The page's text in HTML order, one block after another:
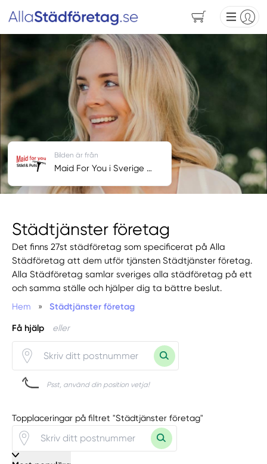
Städtjänster företag
Det finns 27st städföretag som specificerat på Alla
Städföretag att dem utför tjänsten Städtjänster företag.
Alla Städföretag samlar sveriges alla städföretag på ett
och samma ställe och hjälper dig ta bättre beslut.
Hem
» Städtjänster företag
Få hjälp eller
Psst, använd din position vetja!
Bilden är från
Maid For You i Sverige AB
Topplaceringar på filtret "Städtjänster företag"